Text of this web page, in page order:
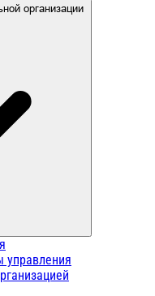
организации
управления